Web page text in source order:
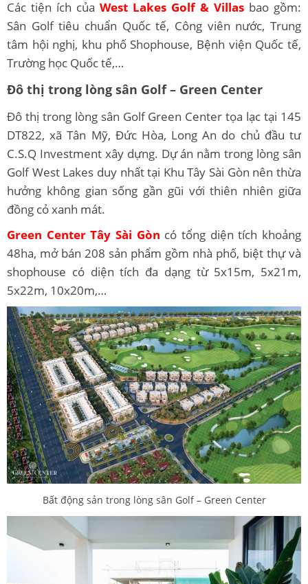
Các tiện ích của West Lakes Golf & Villas bao gồm:
Sân Golf tiêu chuẩn Quốc tế, Công viên nước, Trung
tâm hội nghị, khu phố Shophouse, Bệnh viện Quốc tế,
Trường học Quốc tế,…
Đô thị trong lòng sân Golf – Green Center
Đô thị trong lòng sân Golf Green Center tọa lạc tại 145
DT822, xã Tân Mỹ, Đức Hòa, Long An do chủ đầu tư
C.S.Q Investment xây dựng. Dự án nằm trong lòng sân
Golf West Lakes duy nhất tại Khu Tây Sài Gòn nên thừa
hưởng không gian sống gần gũi với thiên nhiên giữa
đồng cỏ xanh mát.
Green Center Tây Sài Gòn có tổng diện tích khoảng
48ha, mở bán 208 sản phẩm gồm nhà phố, biệt thự và
shophouse có diện tích đa dạng từ 5x15m, 5x21m,
5x22m, 10x20m,…
Bất động sản trong lòng sân Golf – Green Center